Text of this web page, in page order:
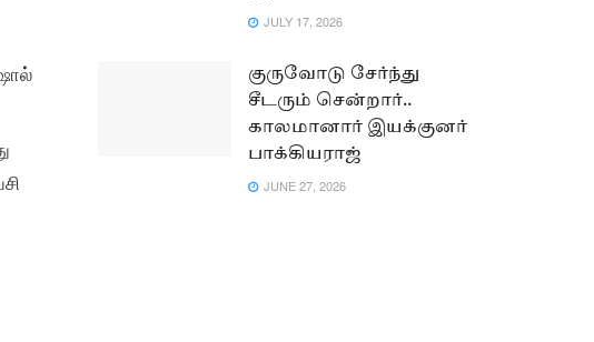
JULY 17, 2026
குருவோடு சேர்ந்து
சீடரும் சென்றார்..
காலமானார் இயக்குனர்
பாக்கியராஜ்
JUNE 27, 2026